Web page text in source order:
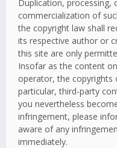
Duplication,
commercialization of
the copyright law shall
its respective author or
this site are only
Insofar as the content
operator, the copyrights
particular, third-party
you nevertheless
infringement, please
aware of any
immediately.